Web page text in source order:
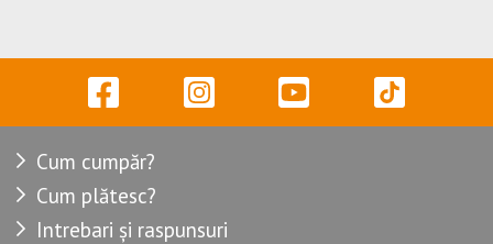
Cum cumpăr?
Cum plătesc?
Intrebari și raspunsuri